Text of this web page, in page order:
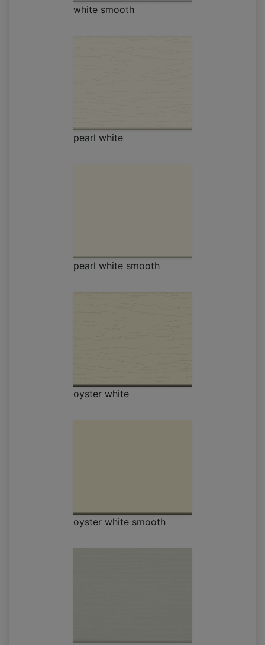
white smooth
pearl white
pearl white smooth
oyster white
oyster white smooth